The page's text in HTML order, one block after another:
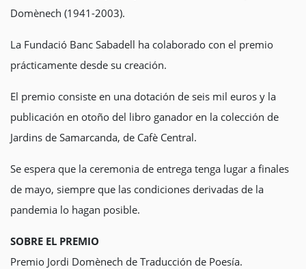
Domènech (1941-2003).
La Fundació Banc Sabadell ha colaborado con el premio
prácticamente desde su creación.
El premio consiste en una dotación de seis mil euros y la
publicación en otoño del libro ganador en la colección de
Jardins de Samarcanda, de Cafè Central.
Se espera que la ceremonia de entrega tenga lugar a finales
de mayo, siempre que las condiciones derivadas de la
pandemia lo hagan posible.
SOBRE EL PREMIO
Premio Jordi Domènech de Traducción de Poesía.